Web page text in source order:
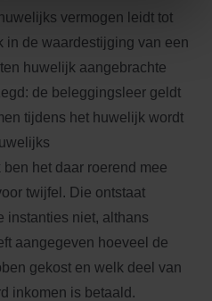
vermogen leidt tot
in de waardestijging van een
huwelijk aangebrachte
de beleggingsleer geldt
tijdens het huwelijk wordt
het daar roerend mee
twijfel. Die ontstaat
instanties niet, althans
aangegeven hoeveel de
gekost en welk deel van
inkomen is betaald.